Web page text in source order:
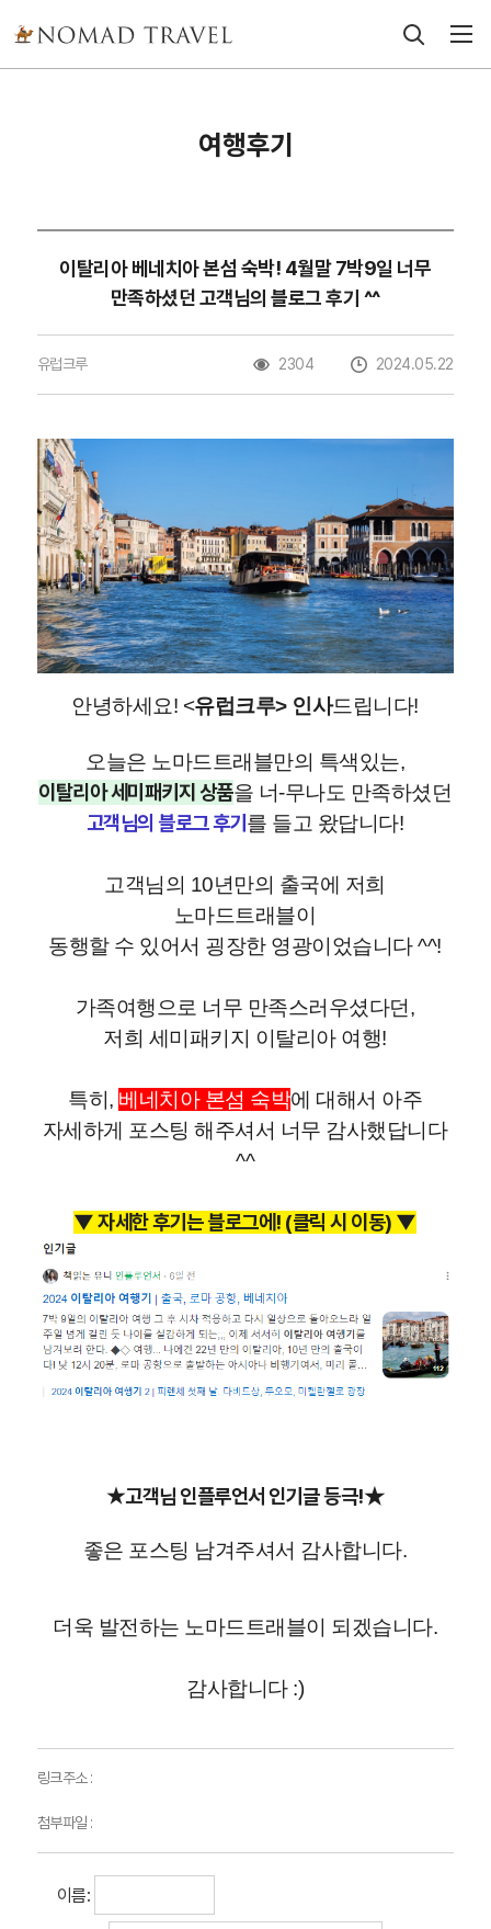
여행후기
이탈리아 베네치아 본섬 숙박! 4월말 7박9일 너무
만족하셨던 고객님의 블로그 후기 ^^
유럽크루 2304 2024.05.22
안녕하세요! <유럽크루> 인사드립니다!
오늘은 노마드트래블만의 특색있는,
이탈리아 세미패키지 상품을 너-무나도 만족하셨던
고객님의 블로그 후기 를 들고 왔답니다!
고객님의 10년만의 출국에 저희
노마드트래블이
동행할 수 있어서 굉장한 영광이었습니다 ^^!
가족여행으로 너무 만족스러우셨다던,
저희 세미패키지 이탈리아 여행!
특히, 베네치아 본섬 숙박에 대해서 아주
자세하게 포스팅 해주셔서 너무 감사했답니다
^^
▼자세한 후기는 블로그에! (클릭 시 이동) ▼
★고객님 인플루언서 인기글 등극!★
좋은 포스팅 남겨주셔서 감사합니다.
더욱 발전하는 노마드트래블이 되겠습니다.
감사합니다 :)
링크주소 :
첨부파일 :
이름: